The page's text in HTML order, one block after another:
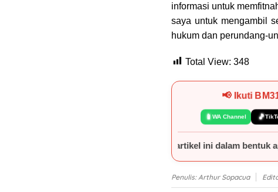
informasi untuk
saya untuk mengambil
hukum dan perundang-
Total View: 348
📢 Ikuti
📱WA Channel 🎵
atau seluruh isi artikel ini dalam bentuk apa pun tanpa
Penulis: Arthur Sopacua